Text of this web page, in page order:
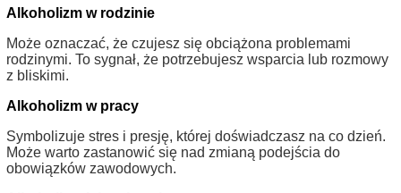
Alkoholizm w rodzinie
Może oznaczać, że czujesz się obciążona problemami
rodzinymi. To sygnał, że potrzebujesz wsparcia lub rozmowy
z bliskimi.
Alkoholizm w pracy
Symbolizuje stres i presję, której doświadczasz na co dzień.
Może warto zastanowić się nad zmianą podejścia do
obowiązków zawodowych.